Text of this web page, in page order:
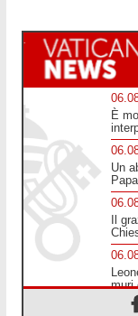
È
Un
Il
muri